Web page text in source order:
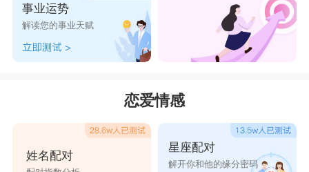
事业运势
解读您的事业天赋
恋爱情感
姓名配对
星座配对
解开你和他的缘分密码